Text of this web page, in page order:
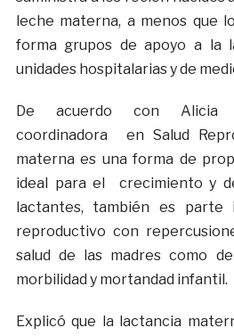
leche materna, a menos que
forma grupos de apoyo a la
unidades hospitalarias y de
De acuerdo con Alicia
coordinadora en Salud
materna es una forma de
ideal para el crecimiento y
lactantes, también es parte
reproductivo con
salud de las madres como
morbilidad y mortandad infantil.
Explicó que la lactancia